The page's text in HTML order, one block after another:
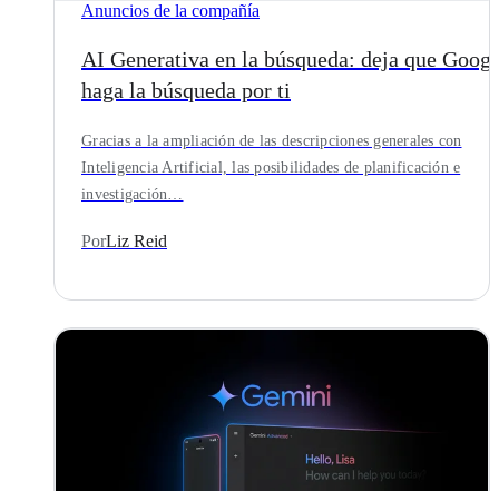
Anuncios de la compañía
AI Generativa en la búsqueda: deja que
haga la búsqueda por ti
Gracias a la ampliación de las descripciones generales con
Inteligencia Artificial, las posibilidades de planificación e
investigación…
PorLiz Reid